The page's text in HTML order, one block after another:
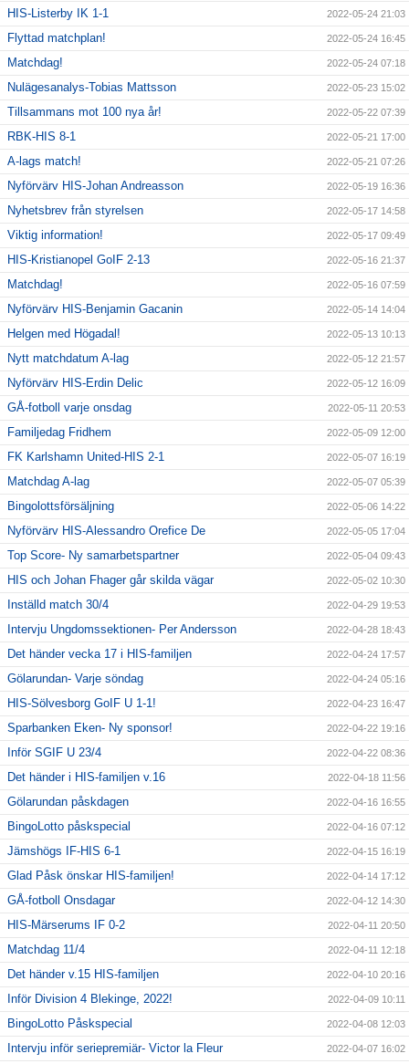
HIS-Listerby IK 1-1 2022-05-24 21:03
Flyttad matchplan! 2022-05-24 16:45
Matchdag! 2022-05-24 07:18
Nulägesanalys-Tobias Mattsson 2022-05-23 15:02
Tillsammans mot 100 nya år! 2022-05-22 07:39
RBK-HIS 8-1 2022-05-21 17:00
A-lags match! 2022-05-21 07:26
Nyförvärv HIS-Johan Andreasson 2022-05-19 16:36
Nyhetsbrev från styrelsen 2022-05-17 14:58
Viktig information! 2022-05-17 09:49
HIS-Kristianopel GoIF 2-13 2022-05-16 21:37
Matchdag! 2022-05-16 07:59
Nyförvärv HIS-Benjamin Gacanin 2022-05-14 14:04
Helgen med Högadal! 2022-05-13 10:13
Nytt matchdatum A-lag 2022-05-12 21:57
Nyförvärv HIS-Erdin Delic 2022-05-12 16:09
GÅ-fotboll varje onsdag 2022-05-11 20:53
Familjedag Fridhem 2022-05-09 12:00
FK Karlshamn United-HIS 2-1 2022-05-07 16:19
Matchdag A-lag 2022-05-07 05:39
Bingolottsförsäljning 2022-05-06 14:22
Nyförvärv HIS-Alessandro Orefice De 2022-05-05 17:04
Top Score- Ny samarbetspartner 2022-05-04 09:43
HIS och Johan Fhager går skilda vägar 2022-05-02 10:30
Inställd match 30/4 2022-04-29 19:53
Intervju Ungdomssektionen- Per Andersson 2022-04-28 18:43
Det händer vecka 17 i HIS-familjen 2022-04-24 17:57
Gölarundan- Varje söndag 2022-04-24 05:16
HIS-Sölvesborg GoIF U 1-1! 2022-04-23 16:47
Sparbanken Eken- Ny sponsor! 2022-04-22 19:16
Inför SGIF U 23/4 2022-04-22 08:36
Det händer i HIS-familjen v.16 2022-04-18 11:56
Gölarundan påskdagen 2022-04-16 16:55
BingoLotto påskspecial 2022-04-16 07:12
Jämshögs IF-HIS 6-1 2022-04-15 16:19
Glad Påsk önskar HIS-familjen! 2022-04-14 17:12
GÅ-fotboll Onsdagar 2022-04-12 14:30
HIS-Märserums IF 0-2 2022-04-11 20:50
Matchdag 11/4 2022-04-11 12:18
Det händer v.15 HIS-familjen 2022-04-10 20:16
Inför Division 4 Blekinge, 2022! 2022-04-09 10:11
BingoLotto Påskspecial 2022-04-08 12:03
Intervju inför seriepremiär- Victor la Fleur 2022-04-07 16:02